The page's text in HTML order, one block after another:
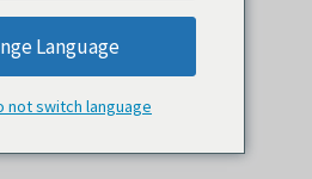
Language
not switch language